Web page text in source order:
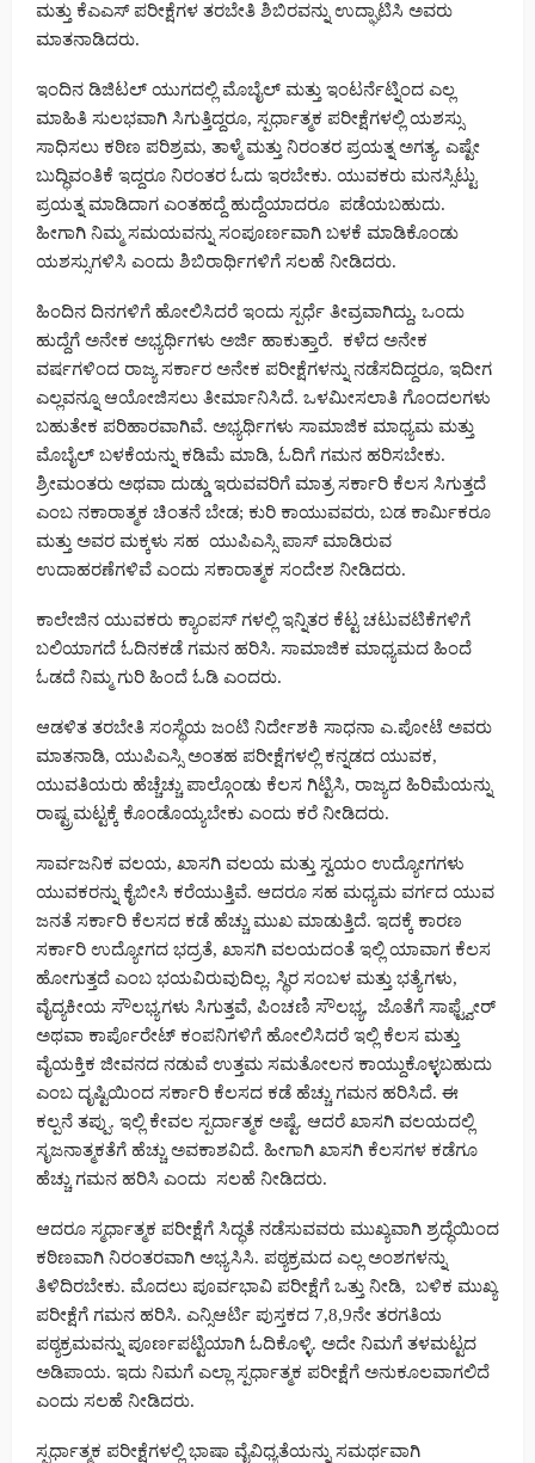
ಮತ್ತು ಕೆಎಎಸ್ ಪರೀಕ್ಷೆಗಳ ತರಬೇತಿ ಶಿಬಿರವನ್ನು ಉದ್ಘಾಟಿಸಿ ಅವರು
ಮಾತನಾಡಿದರು.
ಇಂದಿನ ಡಿಜಿಟಲ್ ಯುಗದಲ್ಲಿ ಮೊಬೈಲ್ ಮತ್ತು ಇಂಟರ್ನೆಟ್ನಿಂದ ಎಲ್ಲ
ಮಾಹಿತಿ ಸುಲಭವಾಗಿ ಸಿಗುತ್ತಿದ್ದರೂ, ಸ್ಪರ್ಧಾತ್ಮಕ ಪರೀಕ್ಷೆಗಳಲ್ಲಿ ಯಶಸ್ಸು
ಸಾಧಿಸಲು ಕಠಿಣ ಪರಿಶ್ರಮ, ತಾಳ್ಮೆ ಮತ್ತು ನಿರಂತರ ಪ್ರಯತ್ನ ಅಗತ್ಯ. ಎಷ್ಟೇ
ಬುದ್ಧಿವಂತಿಕೆ ಇದ್ದರೂ ನಿರಂತರ ಓದು ಇರಬೇಕು. ಯುವಕರು ಮನಸ್ಸಿಟ್ಟು
ಪ್ರಯತ್ನ ಮಾಡಿದಾಗ ಎಂತಹದ್ದೆ ಹುದ್ದೆಯಾದರೂ ಪಡೆಯಬಹುದು.
ಹೀಗಾಗಿ ನಿಮ್ಮ ಸಮಯವನ್ನು ಸಂಪೂರ್ಣವಾಗಿ ಬಳಕೆ ಮಾಡಿಕೊಂಡು
ಯಶಸ್ಸುಗಳಿಸಿ ಎಂದು ಶಿಬಿರಾರ್ಥಿಗಳಿಗೆ ಸಲಹೆ ನೀಡಿದರು.
ಹಿಂದಿನ ದಿನಗಳಿಗೆ ಹೋಲಿಸಿದರೆ ಇಂದು ಸ್ಪರ್ಧೆ ತೀವ್ರವಾಗಿದ್ದು, ಒಂದು
ಹುದ್ದೆಗೆ ಅನೇಕ ಅಭ್ಯರ್ಥಿಗಳು ಅರ್ಜಿ ಹಾಕುತ್ತಾರೆ. ಕಳೆದ ಅನೇಕ
ವರ್ಷಗಳಿಂದ ರಾಜ್ಯ ಸರ್ಕಾರ ಅನೇಕ ಪರೀಕ್ಷೆಗಳನ್ನು ನಡೆಸದಿದ್ದರೂ, ಇದೀಗ
ಎಲ್ಲವನ್ನೂ ಆಯೋಜಿಸಲು ತೀರ್ಮಾನಿಸಿದೆ. ಒಳಮೀಸಲಾತಿ ಗೊಂದಲಗಳು
ಬಹುತೇಕ ಪರಿಹಾರವಾಗಿವೆ. ಅಭ್ಯರ್ಥಿಗಳು ಸಾಮಾಜಿಕ ಮಾಧ್ಯಮ ಮತ್ತು
ಮೊಬೈಲ್ ಬಳಕೆಯನ್ನು ಕಡಿಮೆ ಮಾಡಿ, ಓದಿಗೆ ಗಮನ ಹರಿಸಬೇಕು.
ಶ್ರೀಮಂತರು ಅಥವಾ ದುಡ್ಡು ಇರುವವರಿಗೆ ಮಾತ್ರ ಸರ್ಕಾರಿ ಕೆಲಸ ಸಿಗುತ್ತದೆ
ಎಂಬ ನಕಾರಾತ್ಮಕ ಚಿಂತನೆ ಬೇಡ; ಕುರಿ ಕಾಯುವವರು, ಬಡ ಕಾರ್ಮಿಕರೂ
ಮತ್ತು ಅವರ ಮಕ್ಕಳು ಸಹ ಯುಪಿಎಸ್ಸಿ ಪಾಸ್ ಮಾಡಿರುವ
ಉದಾಹರಣೆಗಳಿವೆ ಎಂದು ಸಕಾರಾತ್ಮಕ ಸಂದೇಶ ನೀಡಿದರು.
ಕಾಲೇಜಿನ ಯುವಕರು ಕ್ಯಾಂಪಸ್ ಗಳಲ್ಲಿ ಇನ್ನಿತರ ಕೆಟ್ಟ ಚಟುವಟಿಕೆಗಳಿಗೆ
ಬಲಿಯಾಗದೆ ಓದಿನಕಡೆ ಗಮನ ಹರಿಸಿ. ಸಾಮಾಜಿಕ ಮಾಧ್ಯಮದ ಹಿಂದೆ
ಓಡದೆ ನಿಮ್ಮ ಗುರಿ ಹಿಂದೆ ಓಡಿ ಎಂದರು.
ಆಡಳಿತ ತರಬೇತಿ ಸಂಸ್ಥೆಯ ಜಂಟಿ ನಿರ್ದೇಶಕಿ ಸಾಧನಾ ಎ.ಪೋಟೆ ಅವರು
ಮಾತನಾಡಿ, ಯುಪಿಎಸ್ಸಿ ಅಂತಹ ಪರೀಕ್ಷೆಗಳಲ್ಲಿ ಕನ್ನಡದ ಯುವಕ,
ಯುವತಿಯರು ಹೆಚ್ಚೆಚ್ಚು ಪಾಲ್ಗೊಂಡು ಕೆಲಸ ಗಿಟ್ಟಿಸಿ, ರಾಜ್ಯದ ಹಿರಿಮೆಯನ್ನು
ರಾಷ್ಟ್ರಮಟ್ಟಕ್ಕೆ ಕೊಂಡೊಯ್ಯಬೇಕು ಎಂದು ಕರೆ ನೀಡಿದರು.
ಸಾರ್ವಜನಿಕ ವಲಯ, ಖಾಸಗಿ ವಲಯ ಮತ್ತು ಸ್ವಯಂ ಉದ್ಯೋಗಗಳು
ಯುವಕರನ್ನು ಕೈಬೀಸಿ ಕರೆಯುತ್ತಿವೆ. ಆದರೂ ಸಹ ಮಧ್ಯಮ ವರ್ಗದ ಯುವ
ಜನತೆ ಸರ್ಕಾರಿ ಕೆಲಸದ ಕಡೆ ಹೆಚ್ಚು ಮುಖ ಮಾಡುತ್ತಿದೆ. ಇದಕ್ಕೆ ಕಾರಣ
ಸರ್ಕಾರಿ ಉದ್ಯೋಗದ ಭದ್ರತೆ, ಖಾಸಗಿ ವಲಯದಂತೆ ಇಲ್ಲಿ ಯಾವಾಗ ಕೆಲಸ
ಹೋಗುತ್ತದೆ ಎಂಬ ಭಯವಿರುವುದಿಲ್ಲ. ಸ್ಥಿರ ಸಂಬಳ ಮತ್ತು ಭತ್ಯೆಗಳು,
ವೈದ್ಯಕೀಯ ಸೌಲಭ್ಯಗಳು ಸಿಗುತ್ತವೆ, ಪಿಂಚಣಿ ಸೌಲಭ್ಯ, ಜೊತೆಗೆ ಸಾಫ್ಟ್ವೇರ್
ಅಥವಾ ಕಾರ್ಪೊರೇಟ್ ಕಂಪನಿಗಳಿಗೆ ಹೋಲಿಸಿದರೆ ಇಲ್ಲಿ ಕೆಲಸ ಮತ್ತು
ವೈಯಕ್ತಿಕ ಜೀವನದ ನಡುವೆ ಉತ್ತಮ ಸಮತೋಲನ ಕಾಯ್ದುಕೊಳ್ಳಬಹುದು
ಎಂಬ ದೃಷ್ಟಿಯಿಂದ ಸರ್ಕಾರಿ ಕೆಲಸದ ಕಡೆ ಹೆಚ್ಚು ಗಮನ ಹರಿಸಿದೆ. ಈ
ಕಲ್ಪನೆ ತಪ್ಪು. ಇಲ್ಲಿ ಕೇವಲ ಸ್ಪರ್ದಾತ್ಮಕ ಅಷ್ಟೆ. ಆದರೆ ಖಾಸಗಿ ವಲಯದಲ್ಲಿ
ಸೃಜನಾತ್ಮಕತೆಗೆ ಹೆಚ್ಚು ಅವಕಾಶವಿದೆ. ಹೀಗಾಗಿ ಖಾಸಗಿ ಕೆಲಸಗಳ ಕಡೆಗೂ
ಹೆಚ್ಚು ಗಮನ ಹರಿಸಿ ಎಂದು ಸಲಹೆ ನೀಡಿದರು.
ಆದರೂ ಸ್ಮರ್ಧಾತ್ಮಕ ಪರೀಕ್ಷೆಗೆ ಸಿದ್ಧತೆ ನಡೆಸುವವರು ಮುಖ್ಯವಾಗಿ ಶ್ರದ್ಧೆಯಿಂದ
ಕಠಿಣವಾಗಿ ನಿರಂತರವಾಗಿ ಅಭ್ಯಸಿಸಿ. ಪಠ್ಯಕ್ರಮದ ಎಲ್ಲ ಅಂಶಗಳನ್ನು
ತಿಳಿದಿರಬೇಕು. ಮೊದಲು ಪೂರ್ವಭಾವಿ ಪರೀಕ್ಷೆಗೆ ಒತ್ತು ನೀಡಿ, ಬಳಿಕ ಮುಖ್ಯ
ಪರೀಕ್ಷೆಗೆ ಗಮನ ಹರಿಸಿ. ಎನ್ಸಿಆರ್ಟಿ ಪುಸ್ತಕದ 7,8,9ನೇ ತರಗತಿಯ
ಪಠ್ಯಕ್ರಮವನ್ನು ಪೂರ್ಣಪಟ್ಟಿಯಾಗಿ ಓದಿಕೊಳ್ಳಿ. ಅದೇ ನಿಮಗೆ ತಳಮಟ್ಟದ
ಅಡಿಪಾಯ. ಇದು ನಿಮಗೆ ಎಲ್ಲಾ ಸ್ಪರ್ಧಾತ್ಮಕ ಪರೀಕ್ಷೆಗೆ ಅನುಕೂಲವಾಗಲಿದೆ
ಎಂದು ಸಲಹೆ ನೀಡಿದರು.
ಸ್ಪರ್ಧಾತ್ಮಕ ಪರೀಕ್ಷೆಗಳಲ್ಲಿ ಭಾಷಾ ವೈವಿಧ್ಯತೆಯನ್ನು ಸಮರ್ಥವಾಗಿ